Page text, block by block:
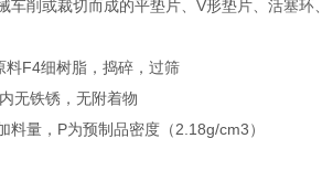
车削或裁切而成的平垫片、V形垫片、活塞环
料F4细树脂，捣碎，过筛
无铁锈，无附着物
量，P为预制品密度（2.18g/cm3）